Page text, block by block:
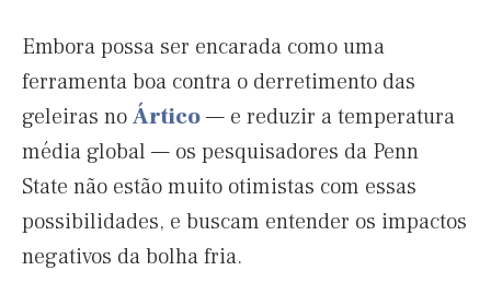
Embora possa ser encarada como uma
ferramenta boa contra o derretimento das
geleiras noÁrtico— e reduzir a temperatura
média global — os pesquisadores da Penn
State não estão muito otimistas com essas
possibilidades, e buscam entender os impactos
negativos da bolha fria.